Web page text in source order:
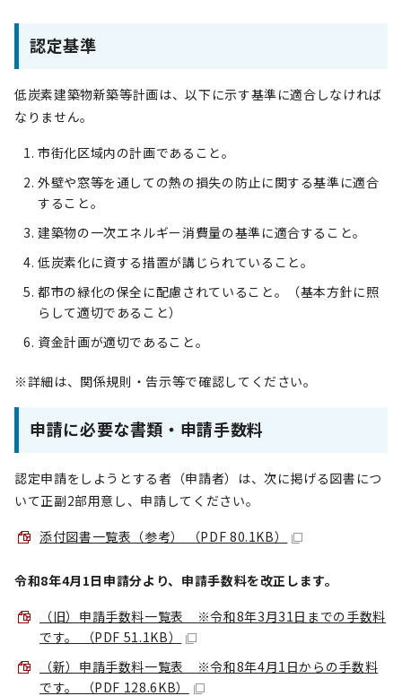
認定基準
低炭素建築物新築等計画は、以下に示す基準に適合しなければ
なりません。
市街化区域内の計画であること。
外壁や窓等を通しての熱の損失の防止に関する基準に適合
すること。
建築物の一次エネルギー消費量の基準に適合すること。
低炭素化に資する措置が講じられていること。
都市の緑化の保全に配慮されていること。（基本方針に照
らして適切であること）
資金計画が適切であること。
※詳細は、関係規則・告示等で確認してください。
申請に必要な書類・申請手数料
認定申請をしようとする者（申請者）は、次に掲げる図書につ
いて正副2部用意し、申請してください。
添付図書一覧表（参考） （PDF 80.1KB）
令和8年4月1日申請分より、申請手数料を改正します。
（旧）申請手数料一覧表 ※令和8年3月31日までの手数料
です。 （PDF 51.1KB）
（新）申請手数料一覧表 ※令和8年4月1日からの手数料
です。 （PDF 128.6KB）